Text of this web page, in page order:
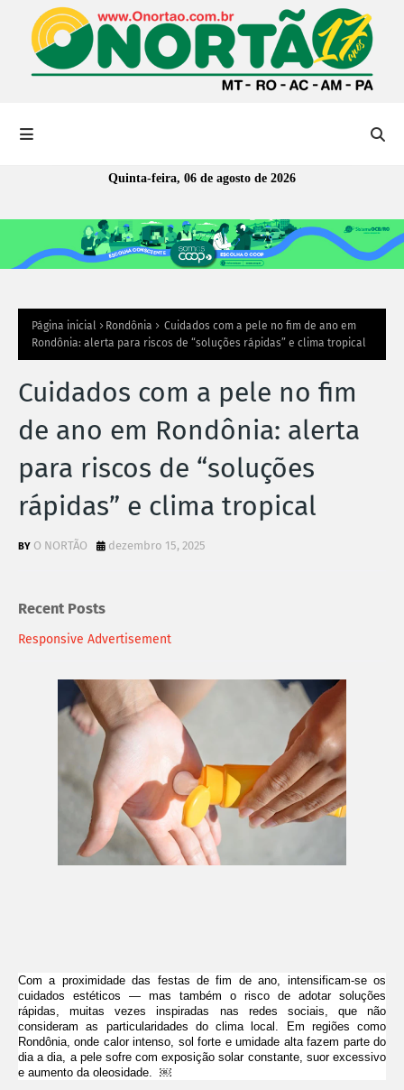
Quinta-feira, 06 de agosto de 2026
Página inicial Rondônia
Cuidados com a pele no fim de ano em
Rondônia: alerta para riscos de “soluções rápidas” e clima tropical
Cuidados com a pele no fim
de ano em Rondônia: alerta
para riscos de “soluções
rápidas” e clima tropical
O NORTÃO dezembro 15, 2025
Recent Posts
Responsive Advertisement
Com a proximidade das festas de fim de ano, intensificam-se os
cuidados estéticos — mas também o risco de adotar soluções
rápidas, muitas vezes inspiradas nas redes sociais, que não
consideram as particularidades do clima local. Em regiões como
Rondônia, onde calor intenso, sol forte e umidade alta fazem parte do
dia a dia, a pele sofre com exposição solar constante, suor excessivo
e aumento da oleosidade. ￼